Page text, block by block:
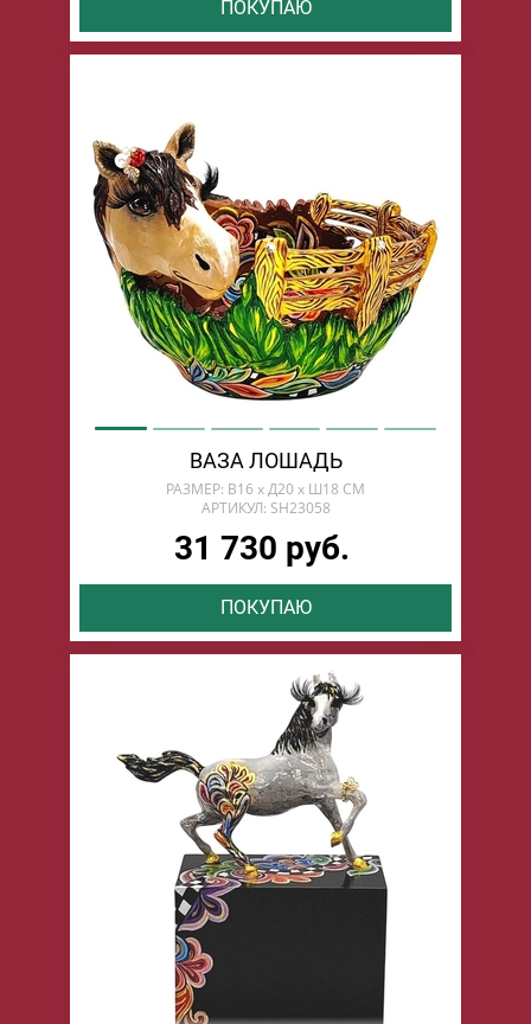
ПОКУПАЮ
ВАЗА ЛОШАДЬ
РАЗМЕР: В16 х Д20 х Ш18 СМ
АРТИКУЛ: SH23058
31 730 руб.
ПОКУПАЮ